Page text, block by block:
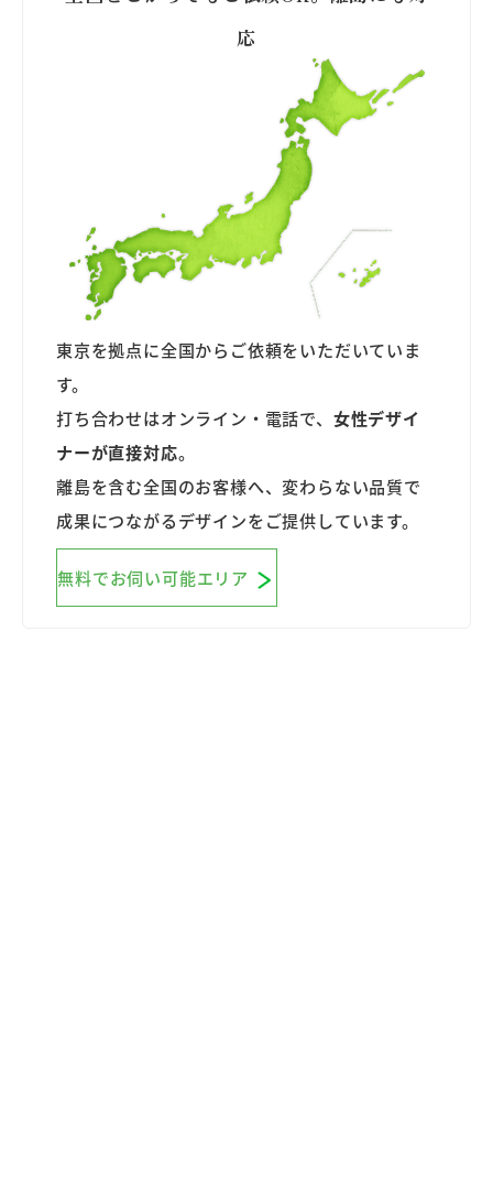
応
東京を拠点に全国からご依頼をいただいていま
す。
打ち合わせはオンライン・電話で、 女性デザイ
ナーが直接対応。
離島を含む全国のお客様へ、変わらない品質で
成果につながるデザインをご提供しています。
無料でお伺い可能エリア